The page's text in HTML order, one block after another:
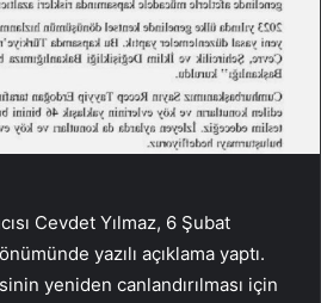
Cevdet Yılmaz, 6 Şubat
yazılı açıklama yaptı.
yeniden canlandırılması için